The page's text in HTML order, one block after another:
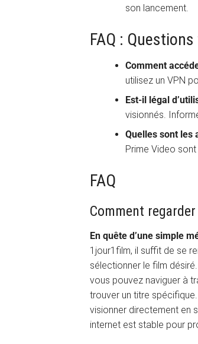
son lancement.
FAQ :
Comment
utilisez un VPN
Est-il légal
visionnés.
Quelles sont les
Prime Video
FAQ
Comment
En quête d’une simple
1jour1film, il suffit de se
sélectionner le film
vous pouvez naviguer à
trouver un titre
visionner directement en
internet est stable pour